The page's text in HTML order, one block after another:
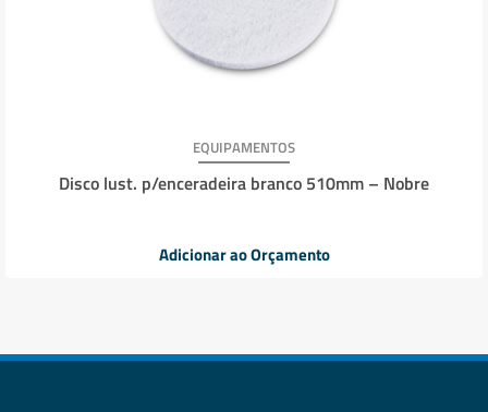
EQUIPAMENTOS
Disco lust. p/enceradeira branco 510mm – Nobre
Adicionar ao Orçamento